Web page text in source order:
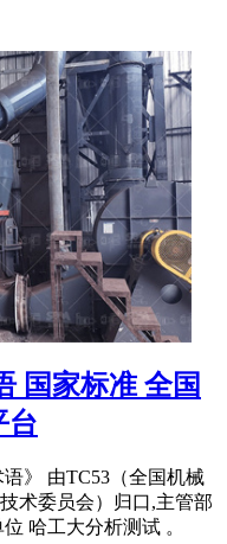
国家标准 全国
台
》 由TC53（全国机械
术委员会）归口,主管部
哈工大分析测试 。